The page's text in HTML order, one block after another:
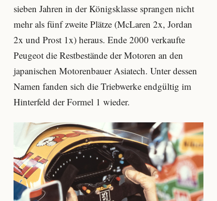
sieben Jahren in der Königsklasse sprangen nicht
mehr als fünf zweite Plätze (McLaren 2x, Jordan
2x und Prost 1x) heraus. Ende 2000 verkaufte
Peugeot die Restbestände der Motoren an den
japanischen Motorenbauer Asiatech. Unter dessen
Namen fanden sich die Triebwerke endgültig im
Hinterfeld der Formel 1 wieder.